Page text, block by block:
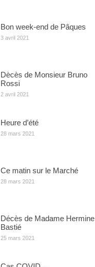
Bon week-end de Pâques
3 avril 2021
Dècès de Monsieur Bruno
Rossi
2 avril 2021
Heure d’été
28 mars 2021
Ce matin sur le Marché
28 mars 2021
Décès de Madame Hermine
Bastié
25 mars 2021